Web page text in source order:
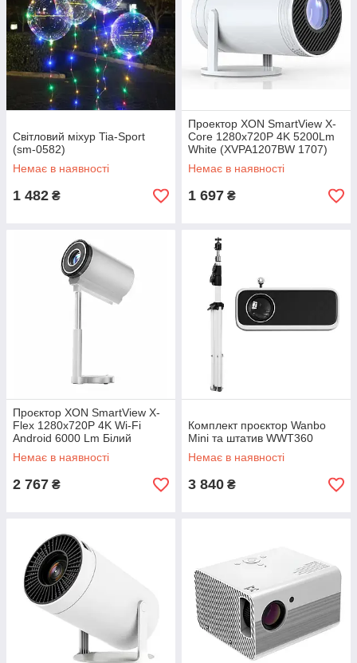
Світловий міхур Tia-Sport
(sm-0582)
Немає в наявності
1 482 ₴
Проектор XON SmartView X-
Core 1280x720P 4K 5200Lm
White (XVPA1207BW 1707)
Немає в наявності
1 697 ₴
Проєктор XON SmartView X-
Flex 1280x720P 4K Wi-Fi
Android 6000 Lm Білий
(XVPF1207AW 3558)
Немає в наявності
2 767 ₴
Комплект проєктор Wanbo
Mini та штатив WWT360
Немає в наявності
3 840 ₴